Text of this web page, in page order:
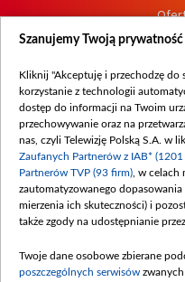
Procedura
Szanujemy Twoją prywatność
Kliknij "Akceptuję i przechodzę do
korzystanie z technologii
dostęp do informacji na Twoim
przechowywanie oraz na
nas, czyli Telewizję Polską S.A. w
Zaufanych Partnerów z IAB*
Partnerów TVP (93 firm) , w
zautomatyzowanego
mierzenia ich skuteczności) i
także zgody na udostępnianie
Twoje dane osobowe zbierane
poszczególnych serwisów